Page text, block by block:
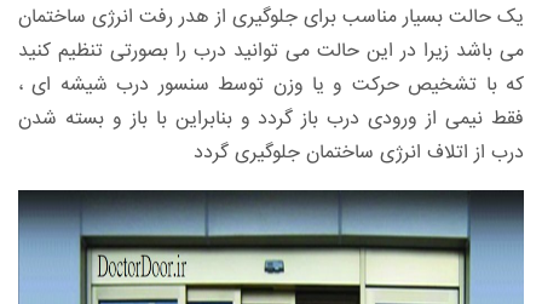
یک حالت بسیار مناسب برای جلوگیری از هدر رفت انرژی ساختمان
می باشد زیرا در این حالت می توانید درب را بصورتی تنظیم کنید
که با تشخیص حرکت و یا وزن توسط سنسور درب شیشه ای ،
فقط نیمی از ورودی درب باز گردد و بنابراین با باز و بسته شدن
درب از اتلاف انرژی ساختمان جلوگیری گردد